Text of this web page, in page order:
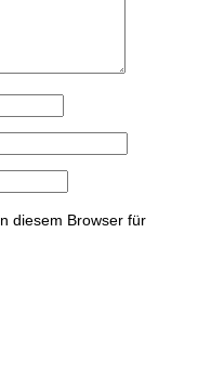
diesem Browser für